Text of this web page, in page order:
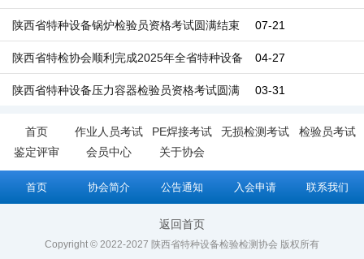
车辆检验员资格考试 07-21
陕西省特种设备锅炉检验员资格考试圆满结束
百余名考生奔赴安全监管一线 04-27
陕西省特检协会顺利完成2025年全省特种设备
压力管道检验员资格考试工作 03-31
陕西省特种设备压力容器检验员资格考试圆满
首页 作业人员考试 PE焊接考试 无损检测考试
检验员考试
鉴定评审
会员中心 关于协会
首页 协会简介 公告通知 入会申请 联系我们
返回首页
Copyright © 2022-2027 陕西省特种设备检验检测协会 版权所有